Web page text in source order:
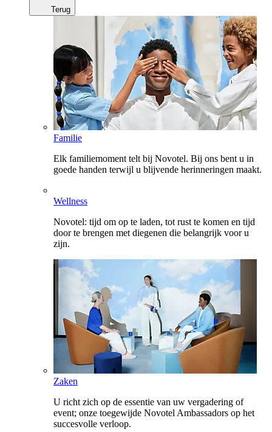
Terug
Familie
Elk familiemoment telt bij Novotel. Bij ons bent u in
goede handen terwijl u blijvende herinneringen maakt.
Wellness
Novotel: tijd om op te laden, tot rust te komen en tijd
door te brengen met diegenen die belangrijk voor u
zijn.
Zaken
U richt zich op de essentie van uw vergadering of
event; onze toegewijde Novotel Ambassadors op het
succesvolle verloop.